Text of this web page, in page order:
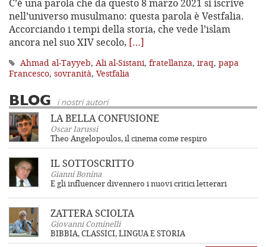
C’è una parola che da questo 8 marzo 2021 si iscrive
nell’universo musulmano: questa parola è Vestfalia.
Accorciando i tempi della storia, che vede l’islam
ancora nel suo XIV secolo, […]
Ahmad al-Tayyeb, Ali al-Sistani, fratellanza, iraq, papa
Francesco, sovranità, Vestfalia
BLOG i nostri autori
LA BELLA CONFUSIONE
Oscar Iarussi
Theo Angelopoulos, il cinema come respiro
IL SOTTOSCRITTO
Gianni Bonina
E gli influencer divennero i nuovi critici letterari
ZATTERA SCIOLTA
Giovanni Cominelli
BIBBIA, CLASSICI, LINGUA E STORIA